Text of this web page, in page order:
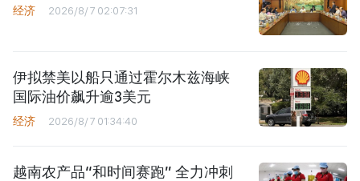
经济 2026/8/7 02:07:31
伊拟禁美以船只通过霍尔木兹海峡
国际油价飙升逾3美元
经济 2026/8/7 01:34:40
越南农产品“和时间赛跑” 全力冲刺